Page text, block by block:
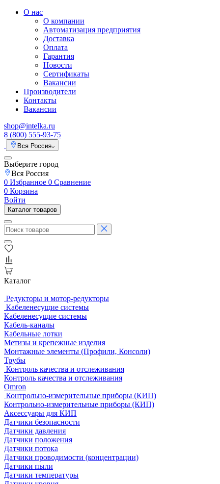
О нас
О компании
Автоматизация предприятия
Доставка
Оплата
Гарантия
Новости
Сертификаты
Вакансии
Производители
Контакты
Вакансии
shop@intelka.ru
8 (800) 555-93-75
Вся Россия
Выберите город
Вся Россия
0 Избранное 0 Сравнение
0 Корзина
Войти
Каталог товаров
Каталог
Редукторы и мотор-редукторы
Кабеленесущие системы
Кабеленесущие системы
Кабель-каналы
Кабельные лотки
Метизы и крепежные изделия
Монтажные элементы (Профили, Консоли)
Трубы
Контроль качества и отслеживания
Контроль качества и отслеживания
Omron
Контрольно-измерительные приборы (КИП)
Контрольно-измерительные приборы (КИП)
Аксессуары для КИП
Датчики безопасности
Датчики давления
Датчики положения
Датчики потока
Датчики проводимости (концентрации)
Датчики пыли
Датчики температуры